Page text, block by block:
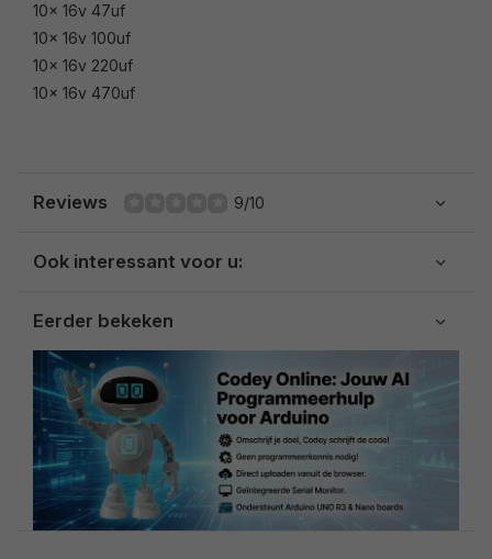
10x 16v 47uf
10x 16v 100uf
10x 16v 220uf
10x 16v 470uf
Reviews 9/10
Ook interessant voor u:
Eerder bekeken